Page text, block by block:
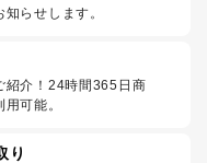
らせします。
紹介！24時間365日商
可能。
り